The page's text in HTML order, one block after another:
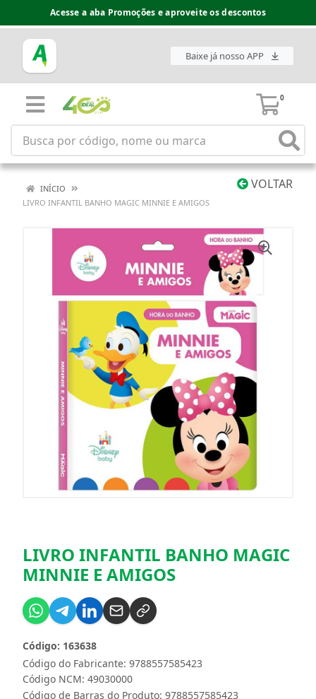
Acesse a aba Promoções e aproveite os descontos
Baixe já nosso APP
0
VOLTAR
INÍCIO
LIVRO INFANTIL BANHO MAGIC MINNIE E AMIGOS
LIVRO INFANTIL BANHO MAGIC
MINNIE E AMIGOS
Código do Fabricante: 9788557585423
Código: 163638
Código NCM: 49030000
Código de Barras do Produto: 9788557585423